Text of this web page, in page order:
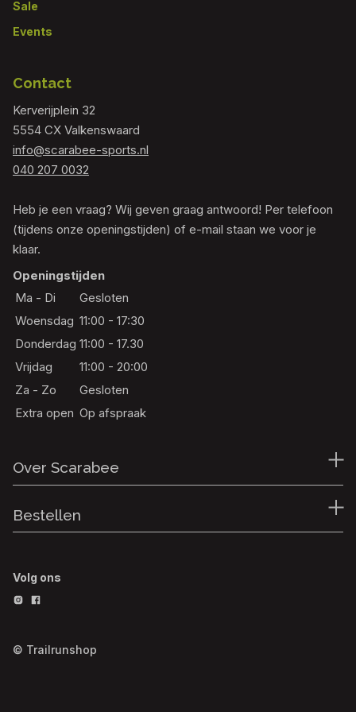
Sale
Events
Contact
Kerverijplein 32
5554 CX Valkenswaard
info@scarabee-sports.nl
040 207 0032
Heb je een vraag? Wij geven graag antwoord! Per telefoon
(tijdens onze openingstijden) of e-mail staan we voor je
klaar.
Openingstijden
Ma - Di
Gesloten
Woensdag 11:00 - 17:30
Donderdag 11:00 - 17.30
Vrijdag
11:00 - 20:00
Za - Zo
Gesloten
Extra open Op afspraak
Over Scarabee
Bestellen
Volg ons
© Trailrunshop